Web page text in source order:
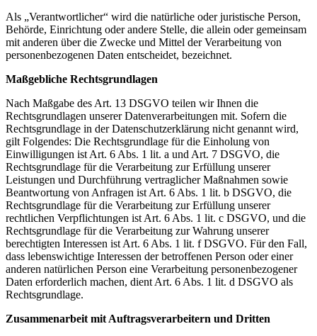
Als „Verantwortlicher“ wird die natürliche oder juristische Person,
Behörde, Einrichtung oder andere Stelle, die allein oder gemeinsam
mit anderen über die Zwecke und Mittel der Verarbeitung von
personenbezogenen Daten entscheidet, bezeichnet.
Maßgebliche Rechtsgrundlagen
Nach Maßgabe des Art. 13 DSGVO teilen wir Ihnen die
Rechtsgrundlagen unserer Datenverarbeitungen mit. Sofern die
Rechtsgrundlage in der Datenschutzerklärung nicht genannt wird,
gilt Folgendes: Die Rechtsgrundlage für die Einholung von
Einwilligungen ist Art. 6 Abs. 1 lit. a und Art. 7 DSGVO, die
Rechtsgrundlage für die Verarbeitung zur Erfüllung unserer
Leistungen und Durchführung vertraglicher Maßnahmen sowie
Beantwortung von Anfragen ist Art. 6 Abs. 1 lit. b DSGVO, die
Rechtsgrundlage für die Verarbeitung zur Erfüllung unserer
rechtlichen Verpflichtungen ist Art. 6 Abs. 1 lit. c DSGVO, und die
Rechtsgrundlage für die Verarbeitung zur Wahrung unserer
berechtigten Interessen ist Art. 6 Abs. 1 lit. f DSGVO. Für den Fall,
dass lebenswichtige Interessen der betroffenen Person oder einer
anderen natürlichen Person eine Verarbeitung personenbezogener
Daten erforderlich machen, dient Art. 6 Abs. 1 lit. d DSGVO als
Rechtsgrundlage.
Zusammenarbeit mit Auftragsverarbeitern und Dritten